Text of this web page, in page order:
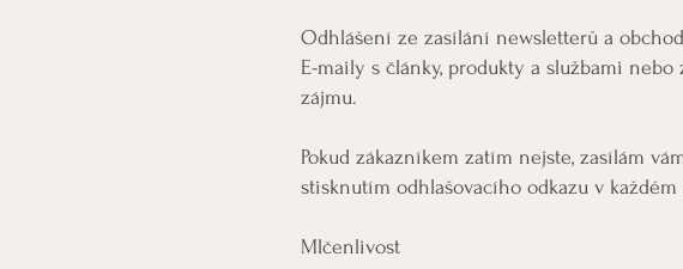
Odhlášení ze zasílání newsletterů a
E-maily s články, produkty a službami
zájmu.
Pokud zákazníkem zatím nejste, zasílám
stisknutím odhlašovacího odkazu v
Mlčenlivost